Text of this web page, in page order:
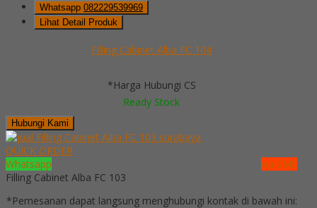
Whatsapp 082229539969
Lihat Detail Produk
Filling Cabinet Alba FC 104
*Harga Hubungi CS
Ready Stock
Hubungi Kami
QUICK ORDER
Whatsapp
via SMS
Filling Cabinet Alba FC 103
*Pemesanan dapat langsung menghubungi kontak di bawah ini: